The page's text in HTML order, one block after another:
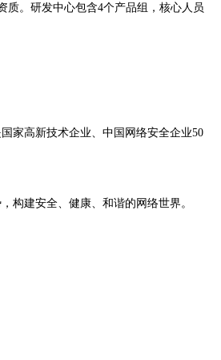
质。研发中心包含4个产品组，核心人员
家高新技术企业、中国网络安全企业50
构建安全、健康、和谐的网络世界。